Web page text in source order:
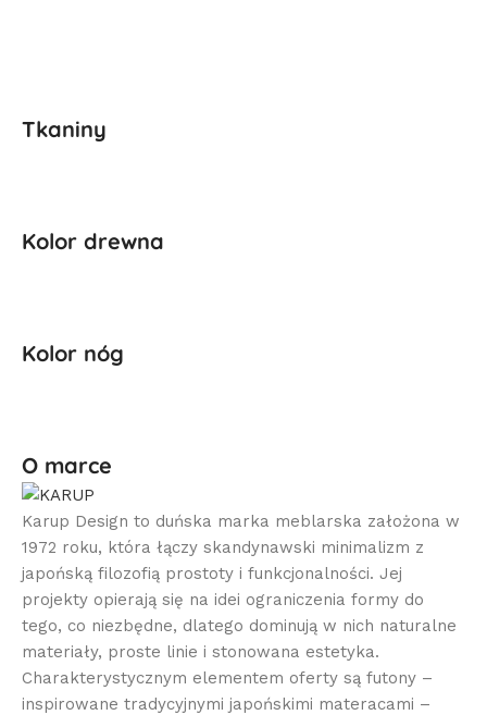
Tkaniny
Kolor drewna
Kolor nóg
O marce
Karup Design to duńska marka meblarska założona w
1972 roku, która łączy skandynawski minimalizm z
japońską filozofią prostoty i funkcjonalności. Jej
projekty opierają się na idei ograniczenia formy do
tego, co niezbędne, dlatego dominują w nich naturalne
materiały, proste linie i stonowana estetyka.
Charakterystycznym elementem oferty są futony –
inspirowane tradycyjnymi japońskimi materacami –